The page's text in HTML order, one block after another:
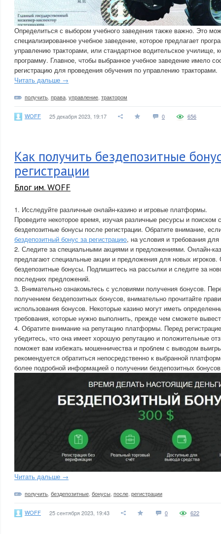
Определиться с выбором учебного заведения также важно. Это
специализированное учебное заведение, которое предлагает
управлению тракторами, или стандартное водительское училище,
программу. Главное, чтобы выбранное учебное заведение имело
регистрацию для проведения обучения по управлению тракторами.
Читать дальше →
получить права управление трактором
WOFF 25 декабря 2023, 19:17 0 656
Как получить бездепозитные
регистрации
Блог им. WOFF
1. Исследуйте различные онлайн-казино и игровые платформы.
Проведите некоторое время, изучая различные ресурсы и поиском
бездепозитные бонусы после регистрации. Обратите внимание,
бездепозитный бонус за регистрацию, на условия и требования
2. Следите за специальными акциями и предложениями. Онлайн-
предлагают специальные акции и предложения для новых
бездепозитные бонусы. Подпишитесь на рассылки и следите за
последних предложений.
3. Внимательно ознакомьтесь с условиями получения бонусов.
получением бездепозитных бонусов, внимательно прочитайте
использования бонусов. Некоторые казино могут иметь
требования, которые нужно выполнить, прежде чем сможете
4. Обратите внимание на репутацию платформы. Перед
убедитесь, что она имеет хорошую репутацию и положительные
поможет вам избежать мошенничества и проблем с выводом
рекомендуется обратиться непосредственно к выбранной
более подробной информацией о получении бездепозитных
Читать дальше →
получить бездепозитные бонусы после регистрации
WOFF 25 сентября 2023, 19:43 0 622